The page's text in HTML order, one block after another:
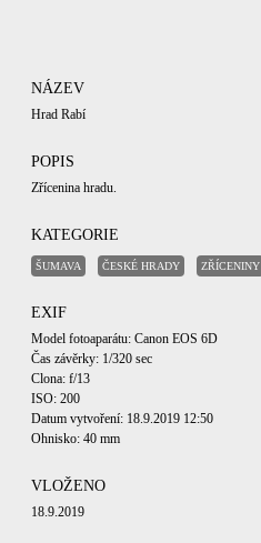
NÁZEV
Hrad Rabí
POPIS
Zřícenina hradu.
KATEGORIE
ŠUMAVA ČESKÉ HRADY ZŘÍCENINY
EXIF
Model fotoaparátu: Canon EOS 6D
Čas závěrky: 1/320 sec
Clona: f/13
ISO: 200
Datum vytvoření: 18.9.2019 12:50
Ohnisko: 40 mm
VLOŽENO
18.9.2019